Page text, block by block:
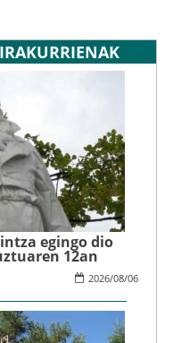
egingo dio
12an
2026/08/06